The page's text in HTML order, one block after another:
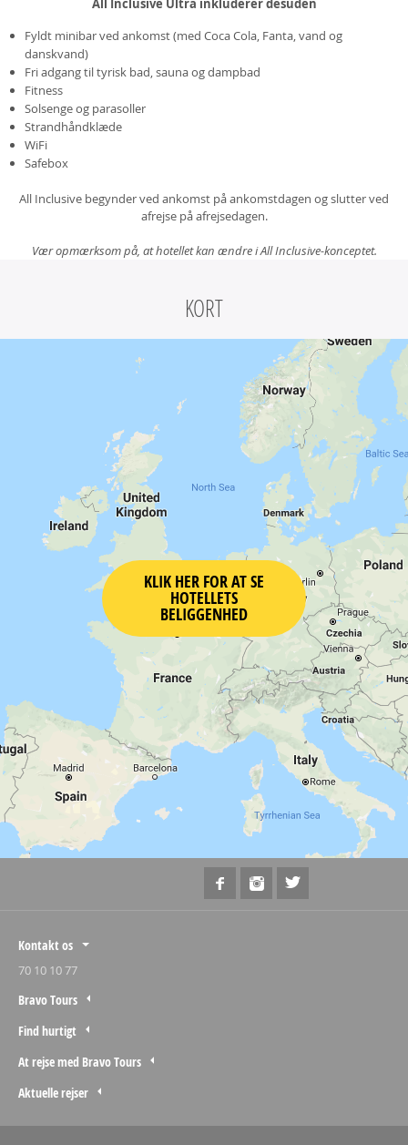
All Inclusive Ultra inkluderer desuden
Fyldt minibar ved ankomst (med Coca Cola, Fanta, vand og
danskvand)
Fri adgang til tyrisk bad, sauna og dampbad
Fitness
Solsenge og parasoller
Strandhåndklæde
WiFi
Safebox
All Inclusive begynder ved ankomst på ankomstdagen og slutter ved
afrejse på afrejsedagen.
Vær opmærksom på, at hotellet kan ændre i All Inclusive-konceptet.
KORT
KLIK HER FOR AT SE
HOTELLETS
BELIGGENHED
Kontakt os
70 10 10 77
Bravo Tours
Find hurtigt
At rejse med Bravo Tours
Aktuelle rejser